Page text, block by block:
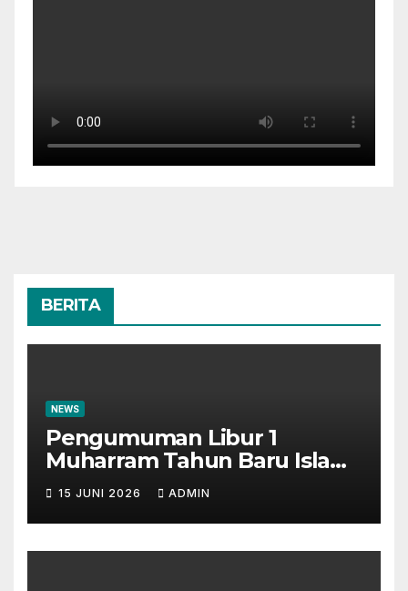
BERITA
NEWS
Pengumuman Libur 1
Muharram Tahun Baru Islam
1448H
15 JUNI 2026 ADMIN